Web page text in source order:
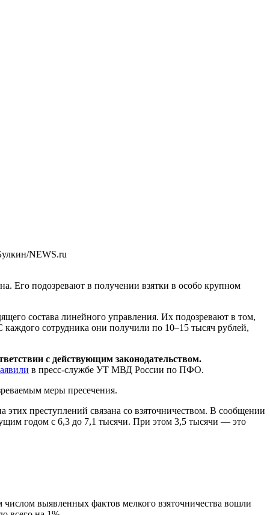
NEWS.ru
Его подозревают в получении взятки в особо крупном
состава линейного управления. Их подозревают в том,
сотрудника они получили по 10–15 тысяч рублей,
с действующим законодательством.
в пресс-службе УТ МВД России по ПФО.
меры пресечения.
этих преступлений связана со взяточничеством. В сообщении
годом с 6,3 до 7,1 тысячи. При этом 3,5 тысячи — это
выявленных фактов мелкого взяточничества вошли